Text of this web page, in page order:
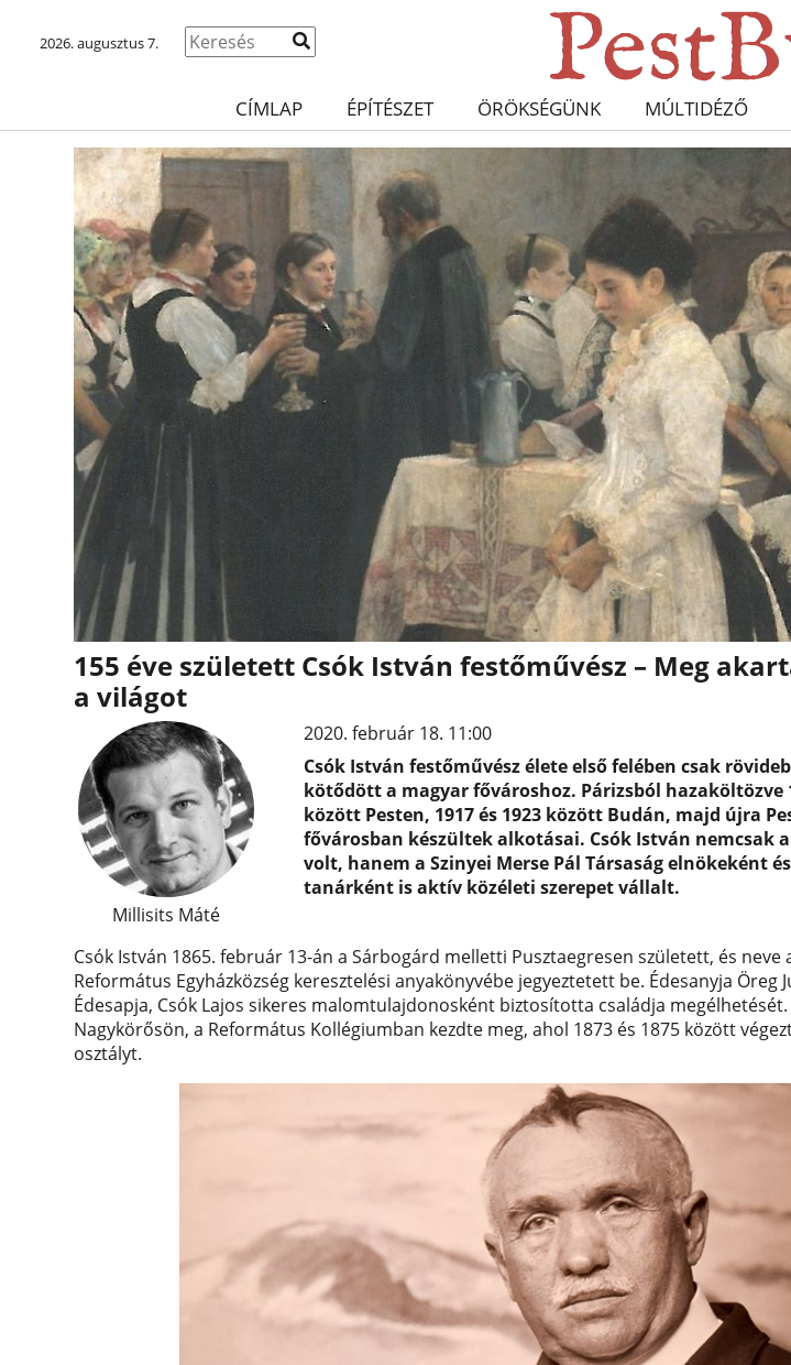
2026. augusztus 7.
CÍMLAP ÉPÍTÉSZET ÖRÖKSÉGÜNK MÚLTIDÉZŐ
155 éve született Csók István festőművész – Meg
a világot
Millisits Máté
2020. február 18. 11:00
Csók István festőművész élete első felében csak
kötődött a magyar fővároshoz. Párizsból hazaköltözve
között Pesten, 1917 és 1923 között Budán, majd újra
fővárosban készültek alkotásai. Csók István nemcsak
volt, hanem a Szinyei Merse Pál Társaság elnökeként
tanárként is aktív közéleti szerepet vállalt.
Csók István 1865. február 13-án a Sárbogárd melletti Pusztaegresen született, és neve
Református Egyházközség keresztelési anyakönyvébe jegyeztetett be. Édesanyja Öreg
Édesapja, Csók Lajos sikeres malomtulajdonosként biztosította családja
Nagykörősön, a Református Kollégiumban kezdte meg, ahol 1873 és 1875 között
osztályt.